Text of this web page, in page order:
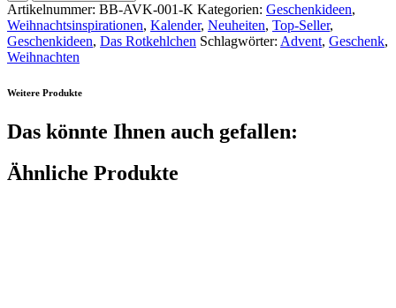
Artikelnummer: BB-AVK-001-K Kategorien: Geschenkideen,
Weihnachtsinspirationen, Kalender, Neuheiten, Top-Seller,
Geschenkideen, Das Rotkehlchen Schlagwörter: Advent, Geschenk,
Weihnachten
Weitere Produkte
Das könnte Ihnen auch gefallen:
Ähnliche Produkte